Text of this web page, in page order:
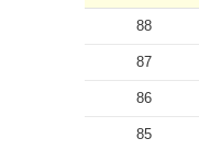
88
87
86
85